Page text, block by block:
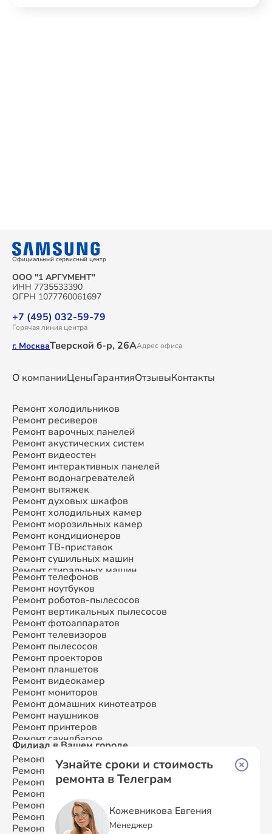
Официальный сервисный центр
ООО "1 АРГУМЕНТ"
ИНН 7735533390
ОГРН 1077760061697
+7 (495) 032-59-79
Горячая линия центра
г. МоскваТверской б-р, 26ААдрес офиса
О компанииЦеныГарантияОтзывыКонтакты
Ремонт холодильников
Ремонт ресиверов
Ремонт варочных панелей
Ремонт акустических систем
Ремонт видеостен
Ремонт интерактивных панелей
Ремонт водонагревателей
Ремонт вытяжек
Ремонт духовых шкафов
Ремонт холодильных камер
Ремонт морозильных камер
Ремонт кондиционеров
Ремонт ТВ-приставок
Ремонт сушильных машин
Ремонт стиральных машин
Ремонт микроволновых печей
Ремонт смарт-часов
Ремонт атс
Ремонт сплит-систем
Ремонт телефонов
Ремонт ноутбуков
Ремонт роботов-пылесосов
Ремонт вертикальных пылесосов
Ремонт фотоаппаратов
Ремонт телевизоров
Ремонт пылесосов
Ремонт проекторов
Ремонт планшетов
Ремонт видеокамер
Ремонт мониторов
Ремонт домашних кинотеатров
Ремонт наушников
Ремонт принтеров
Ремонт саундбаров
Ремонт VR систем
Ремонт сабвуферов
Ремонт посудомоечных машин
Филиал в Вашем городе
Ремонт SamsungМосква
Ремонт SamsungСанкт-Петербург
Ремонт SamsungКраснодар
Ремонт Samsung
Ремонт Samsung Нижний Новгород
Ремонт SamsungНовосибирск
Ремонт SamsungКазань
Узнайте сроки и стоимость
ремонта в Телеграм
Кожевникова Евгения
Менеджер